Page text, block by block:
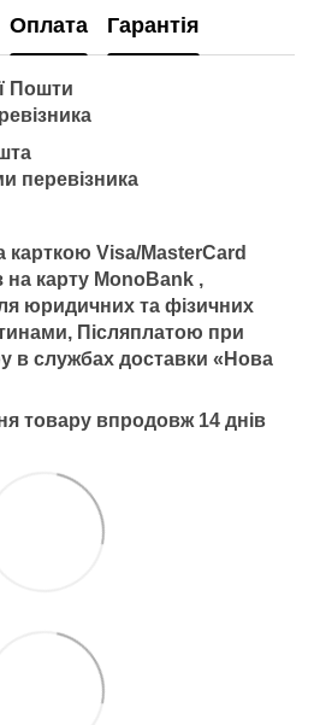
Оплата Гарантія
з Нової Пошти
Нова пошта
карткою Visa/MasterCard
на карту MonoBank ,
юридичних та фізичних
Післяплатою при
в службах доставки «Нова
товару впродовж 14 днів